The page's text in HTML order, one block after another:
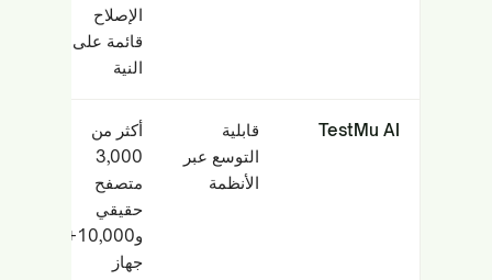
الإصلاح
قائمة على
النية
TestMu AI
قابلية
التوسع عبر
الأنظمة
أكثر من
3,000
متصفح
حقيقي
و10,000+
جهاز